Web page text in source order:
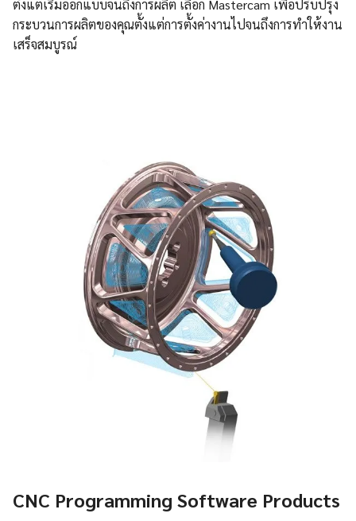
ตั้งแต่เริ่มออกแบบจนถึงการผลิต เลือก Mastercam เพื่อปรับปรุง
กระบวนการผลิตของคุณตั้งแต่การตั้งค่างานไปจนถึงการทำให้งาน
เสร็จสมบูรณ์
CNC Programming Software Products